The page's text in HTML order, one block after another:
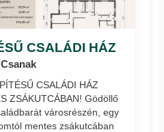
CSALÁDI HÁZ
CSALÁDI HÁZ
ZSÁKUTCÁBAN! Gödöllő
városrészén, egy
mentes zsákutcában